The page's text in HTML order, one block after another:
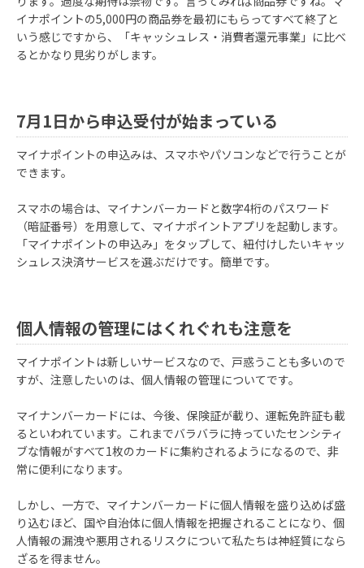
イナポイントの5,000円の商品券を最初にもらってすべて終了と
いう感じですから、「キャッシュレス・消費者還元事業」に比べ
るとかなり見劣りがします。
7月1日から申込受付が始まっている
マイナポイントの申込みは、スマホやパソコンなどで行うことが
できます。
スマホの場合は、マイナンバーカードと数字4桁のパスワード
（暗証番号）を用意して、マイナポイントアプリを起動します。
「マイナポイントの申込み」をタップして、紐付けしたいキャッ
シュレス決済サービスを選ぶだけです。簡単です。
個人情報の管理にはくれぐれも注意を
マイナポイントは新しいサービスなので、戸惑うことも多いので
すが、注意したいのは、個人情報の管理についてです。
マイナンバーカードには、今後、保険証が載り、運転免許証も載
るといわれています。これまでバラバラに持っていたセンシティ
ブな情報がすべて1枚のカードに集約されるようになるので、非
常に便利になります。
しかし、一方で、マイナンバーカードに個人情報を盛り込めば盛
り込むほど、国や自治体に個人情報を把握されることになり、個
人情報の漏洩や悪用されるリスクについて私たちは神経質になら
ざるを得ません。